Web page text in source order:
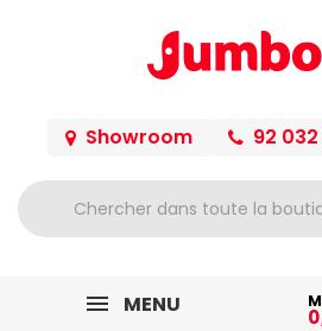
Showroom 92
MENU